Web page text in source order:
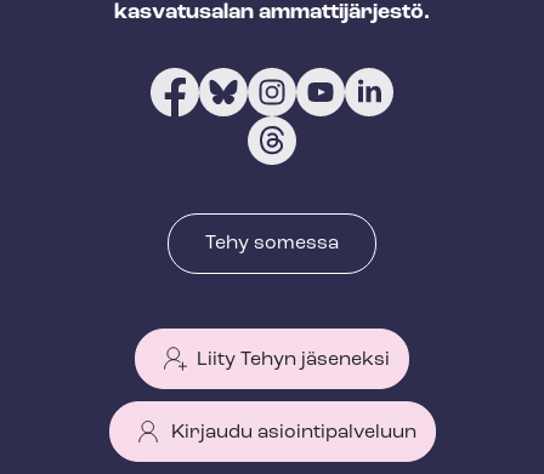
kasvatusalan ammattijärjestö.
Tehy somessa
Liity Tehyn jäseneksi
Kirjaudu asiointipalveluun